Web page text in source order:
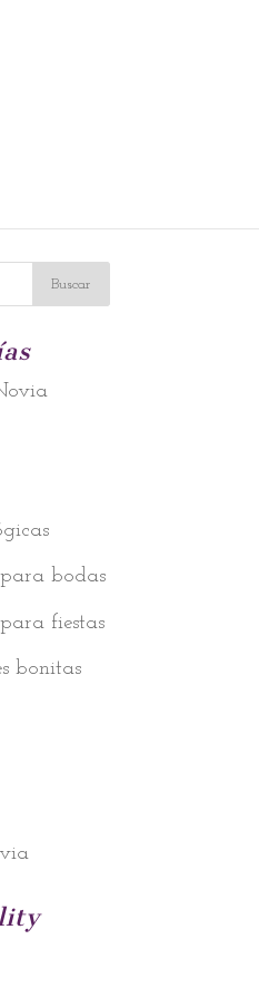
bodas
fiestas
bonitas